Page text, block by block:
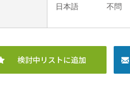
日本語
不問
検討中リストに追加